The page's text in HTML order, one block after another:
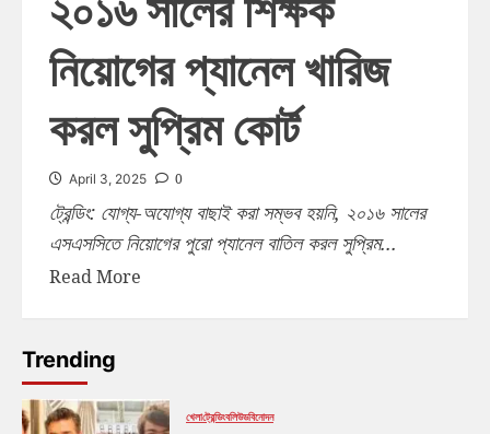
নিয়োগের প্যানেল খারিজ
করল সুপ্রিম কোর্ট
April 3, 2025 0
ট্রেন্ডিং: যোগ্য-অযোগ্য বাছাই করা সম্ভব হয়নি, ২০১৬ সালের
এসএসসিতে নিয়োগের পুরো প্যানেল বাতিল করল সুপ্রিম...
Read More
Trending
খেলাট্রেন্ডিংবলিউডবিনোদন